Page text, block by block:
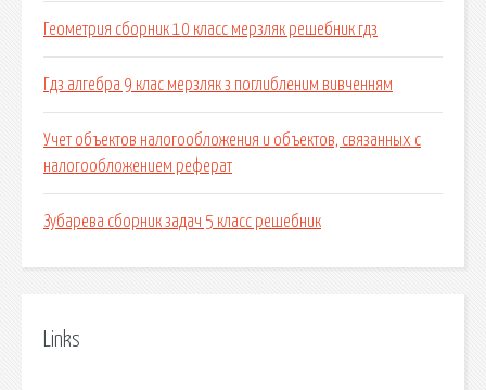
Геометрия сборник 10 класс мерзляк решебник гдз
Гдз алгебра 9 клас мерзляк з поглибленим вивченням
Учет объектов налогообложения и объектов, связанных с
налогообложением реферат
Зубарева сборник задач 5 класс решебник
Links